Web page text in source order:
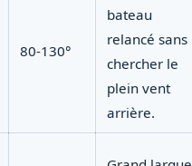
80-130°
bateau
relancé sans
chercher le
plein vent
arrière.